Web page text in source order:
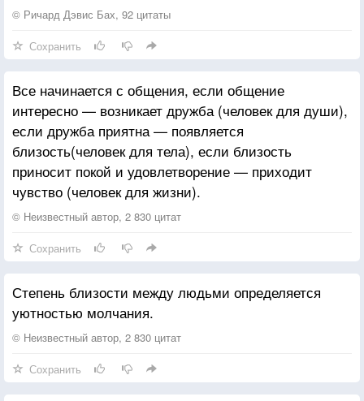
© Ричард Дэвис Бах, 92 цитаты
Сохранить
Все начинается с общения, если общение
интересно — возникает дружба (человек для души),
если дружба приятна — появляется
близость(человек для тела), если близость
приносит покой и удовлетворение — приходит
чувство (человек для жизни).
© Неизвестный автор, 2 830 цитат
Сохранить
Степень близости между людьми определяется
уютностью молчания.
© Неизвестный автор, 2 830 цитат
Сохранить